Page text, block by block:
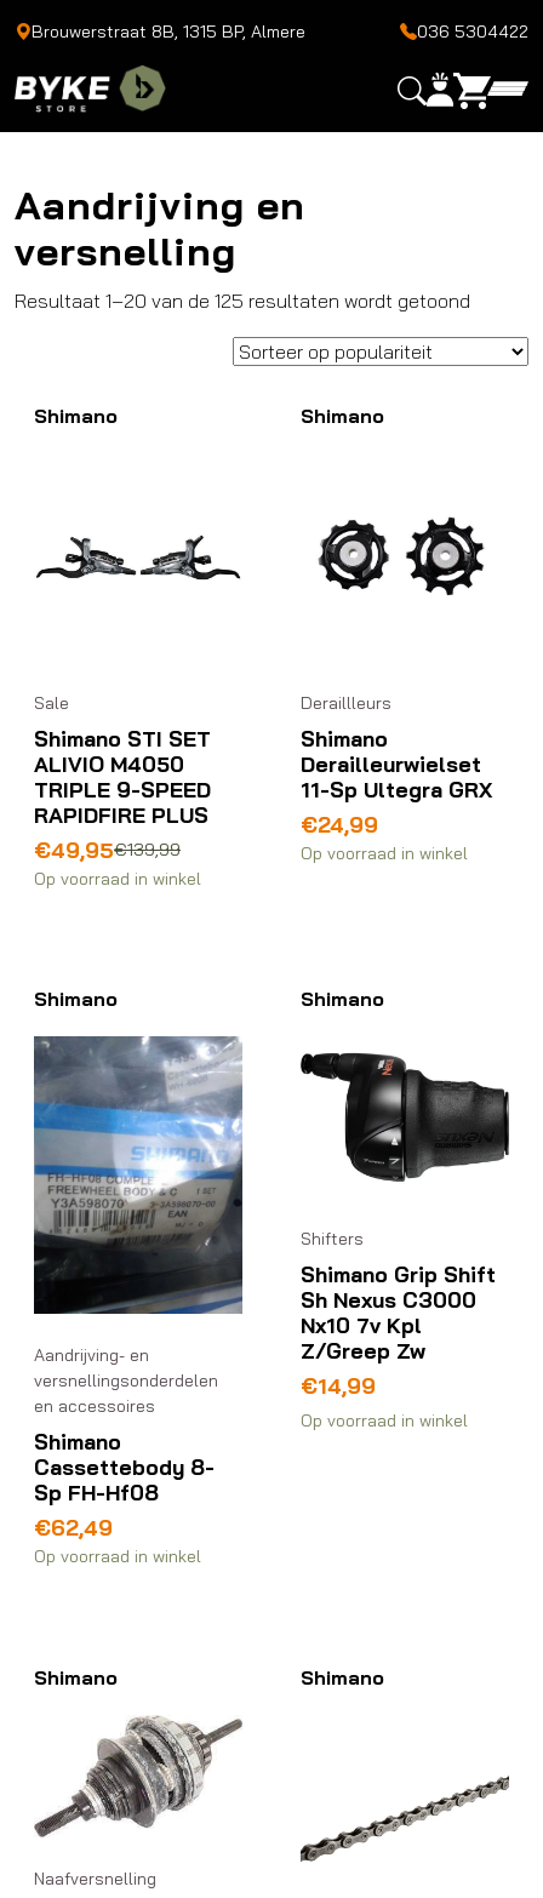
Brouwerstraat 8B, 1315 BP, Almere 036 5304422
Aandrijving en
versnelling
Resultaat 1–20 van de 125 resultaten wordt getoond
op
Shimano
Sale
Shimano STI SET
ALIVIO M4050
TRIPLE 9-SPEED
RAPIDFIRE PLUS
€139,99
Oorspronkelijke
prijs
€49,95
Huidige
prijs
Op voorraad in winkel
Shimano
Deraillleurs
Shimano
Derailleurwielset
11-Sp Ultegra GRX
€24,99
Op voorraad in winkel
Shimano
Aandrijving- en
versnellingsonderdelen
en accessoires
Shimano
Cassettebody 8-
Sp FH-Hf08
€62,49
Op voorraad in winkel
Shimano
Shifters
Shimano Grip Shift
Sh Nexus C3000
Nx10 7v Kpl
Z/Greep Zw
€14,99
Op voorraad in winkel
Shimano
Naafversnelling
Shimano